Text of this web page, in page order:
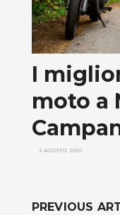
I
moto a
3 AGOSTO 2020
PREVIOUS